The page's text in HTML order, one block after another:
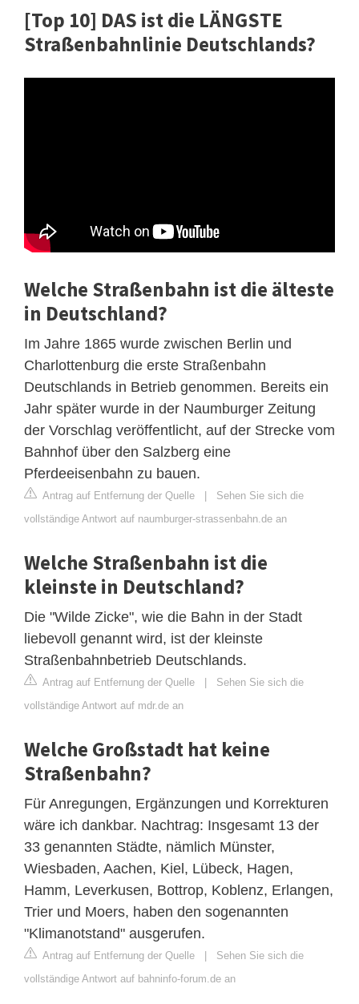
[Top 10] DAS ist die LÄNGSTE
Straßenbahnlinie Deutschlands?
Welche Straßenbahn ist die älteste
in Deutschland?
Im Jahre 1865 wurde zwischen Berlin und
Charlottenburg die erste Straßenbahn
Deutschlands in Betrieb genommen. Bereits ein
Jahr später wurde in der Naumburger Zeitung
der Vorschlag veröffentlicht, auf der Strecke vom
Bahnhof über den Salzberg eine
Pferdeeisenbahn zu bauen.
Antrag auf Entfernung der Quelle | Sehen Sie sich die
vollständige Antwort auf naumburger-strassenbahn.de an
Welche Straßenbahn ist die
kleinste in Deutschland?
Die "Wilde Zicke", wie die Bahn in der Stadt
liebevoll genannt wird, ist der kleinste
Straßenbahnbetrieb Deutschlands.
Antrag auf Entfernung der Quelle | Sehen Sie sich die
vollständige Antwort auf mdr.de an
Welche Großstadt hat keine
Straßenbahn?
Für Anregungen, Ergänzungen und Korrekturen
wäre ich dankbar. Nachtrag: Insgesamt 13 der
33 genannten Städte, nämlich Münster,
Wiesbaden, Aachen, Kiel, Lübeck, Hagen,
Hamm, Leverkusen, Bottrop, Koblenz, Erlangen,
Trier und Moers, haben den sogenannten
"Klimanotstand" ausgerufen.
Antrag auf Entfernung der Quelle | Sehen Sie sich die
vollständige Antwort auf bahninfo-forum.de an